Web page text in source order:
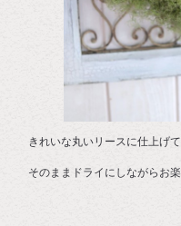
きれいな丸いリースに仕上げ
そのままドライにしながらお